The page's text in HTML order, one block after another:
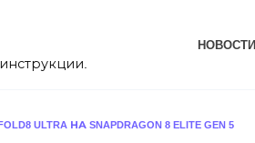
НОВОСТИ
ULTRA НА SNAPDRAGON 8 ELITE GEN 5